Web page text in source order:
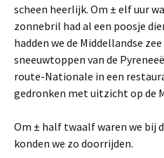
scheen heerlijk. Om ± elf uur
zonnebril had al een poosje
hadden we de Middellandse
sneeuwtoppen van de
route-Nationale in een
gedronken met uitzicht op de
Om ± half twaalf waren we bij
konden we zo doorrijden.